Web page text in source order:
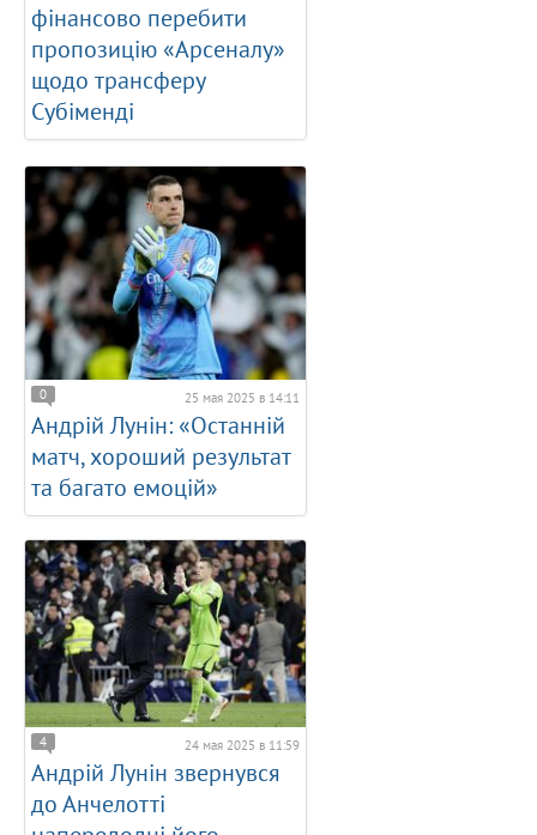
фінансово перебити
пропозицію «Арсеналу»
щодо трансферу
Субіменді
0 25 мая 2025 в 14:11
Андрій Лунін: «Останній
матч, хороший результат
та багато емоцій»
4 24 мая 2025 в 11:59
Андрій Лунін звернувся
до Анчелотті